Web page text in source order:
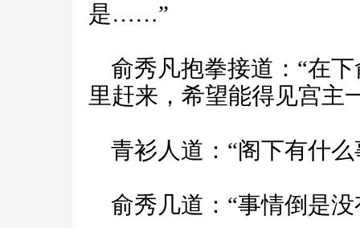
是……”
俞秀凡抱拳接道：“在
里赶来，希望能得见宫主
青衫人道：“阁下有什么
俞秀几道：“事情倒是没